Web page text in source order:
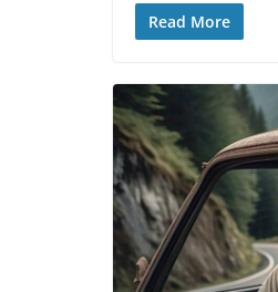
Read More